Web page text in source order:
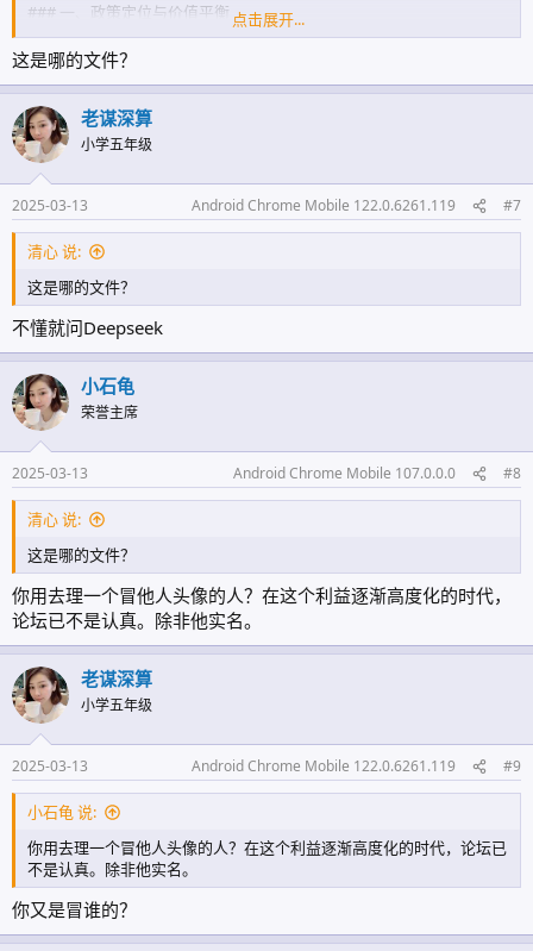
### 一、政策定位与价值平衡
1. **明确晚自习性质**：需区分晚自习属于"教学管理"还是"课后服
务"。若定义为后者，则应符合《关于进一步减轻义务教育阶段学生作
业负担和校外培训负担的意见》中"自愿参与、公益属性"原则，避免变
相延长法定工作时间。
2. **差异化实施方案**：乡镇中学普遍存在寄宿需求（教育部2022年
数据显示农村寄宿生超2900万），建议分类管理：
- 寄宿制学校：晚自习应纳入常规教学管理
- 走读制学校：参照课后服务政策执行
### 二、财政保障机制
障体系。参考课后服务经费标准（多数地区2-4元/课时），建议：
- 基础补贴：按晚自习时长核算（如每晚2课时）
- 偏远地区津贴：叠加20%-30%艰苦边远系数
2. **非货币补偿**：推广"弹性调休+培训积分+职称倾斜"等组合激励，
如山东潍坊实行的"延时服务1小时=0.5天调休"制度。
### 三、实施路径优化
1. **动态评估机制**：建立"家长需求度+教师承受度+学生受益度"三维
评估模型，设置30%的参与率预警线，低于该阈值自动触发服务调整程
序。
2. **资源整合方案**：
- 引入师范院校实习生、退休教师等补充力量
- 开发"数字晚辅"平台，共享优质教育资源
- 试点"校车晚班+集中晚修"新模式，缩短教师值守时长
### 四、风险防范措施
1. **法律合规性**：严格落实《教师法》关于"平均每日工作时间不超
过八小时"的规定，通过智能考勤系统监控工作时长。
2. **质量监控体系**：制定《晚自习服务标准》，禁止集体授课、考
试训练，重点提供作业辅导与答疑服务。
建议采取"三年过渡期"策略：2024年试点差异化补贴，2025年完善补偿
机制，2026年全面实现规范化管理。在政策落地前，可通过家长委员
会民主决议，采取"自愿托管+成本分担"过渡方案，确保教育服务不断
档。最终目标是构建既能保障学生学习权益，又尊重教师劳动价值的良
性教育生态。
点击展开...
这是哪的文件？
老谋深算
小学五年级
2025-03-13 Android Chrome Mobile 122.0.6261.119 #7
清心 说:
这是哪的文件？
不懂就问Deepseek
小石龟
荣誉主席
2025-03-13 Android Chrome Mobile 107.0.0.0 #8
清心 说:
这是哪的文件？
你用去理一个冒他人头像的人？在这个利益逐渐高度化的时代，
论坛已不是认真。除非他实名。
老谋深算
小学五年级
2025-03-13 Android Chrome Mobile 122.0.6261.119 #9
小石龟 说:
你用去理一个冒他人头像的人？在这个利益逐渐高度化的时代，论坛已
不是认真。除非他实名。
你又是冒谁的？